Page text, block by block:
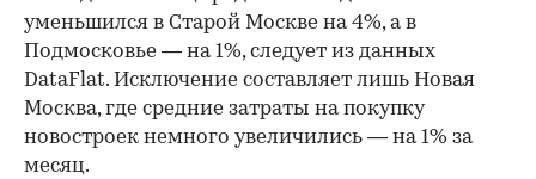
уменьшился в Старой Москве на 4%, а в
Подмосковье — на 1%, следует из данных
DataFlat. Исключение составляет лишь Новая
Москва, где средние затраты на покупку
новостроек немного увеличились — на 1% за
месяц.